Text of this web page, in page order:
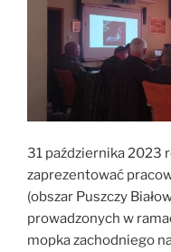
31 października 2023
zaprezentować
(obszar Puszczy
prowadzonych w
mopka zachodniego